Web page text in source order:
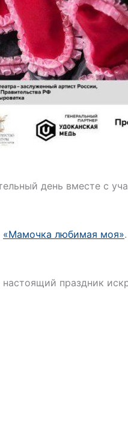
день вместе с
«Мамочка любимая моя»
праздник